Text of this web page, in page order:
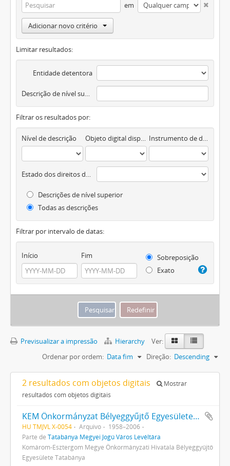
em
Adicionar novo critério
Limitar resultados:
Entidade detentora
Descrição de nível superior
Filtrar os resultados por:
Nível de descrição Objeto digital disponível Instrumento de descrição documental
Estado dos direitos de autor
Descrições de nível superior
Todas as descrições
Filtrar por intervalo de datas:
Início Fim
Sobreposição
Exato
Previsualizar a impressão Hierarchy
Ver:
Ordenar por ordem: Data fim Direção: Descending
2 resultados com objetos digitais
Mostrar
resultados com objetos digitais
KEM Önkormányzat Bélyeggyűjtő Egyesülete, Tatabánya
HU TMJVL X-0054 Arquivo
1958–2006
Parte de Tatabánya Megyei Jogú Város Levéltára
Komárom-Esztergom Megye Önkormányzati Hivatala Bélyeggyűjtő
Egyesülete Tatabánya